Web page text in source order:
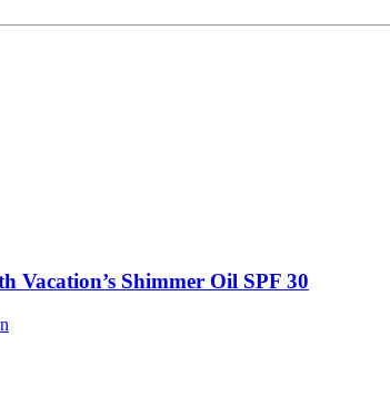
Vacation’s Shimmer Oil SPF 30